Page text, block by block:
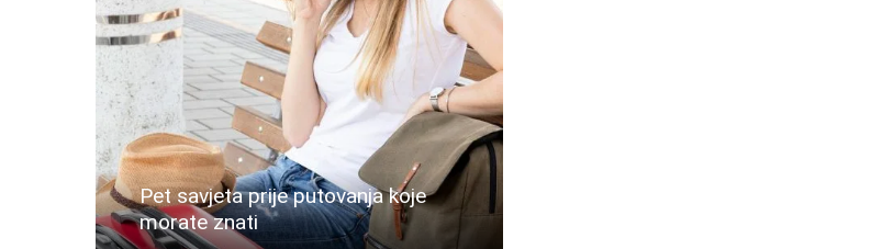
Pet savjeta prije putovanja koje
morate znati